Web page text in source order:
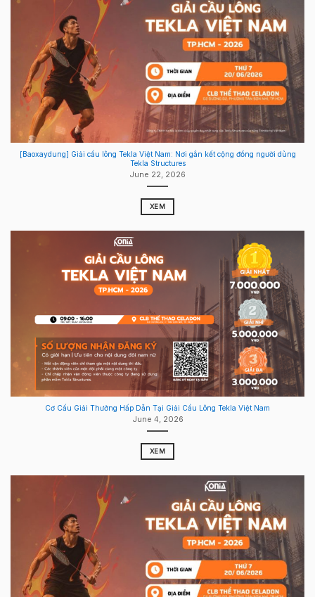
[Baoxaydung] Giải cầu lông Tekla Việt Nam: Nơi gắn kết cộng đồng người dùng
Tekla Structures
June 22, 2026
XEM
Cơ Cấu Giải Thưởng Hấp Dẫn Tại Giải Cầu Lông Tekla Việt Nam
June 4, 2026
XEM